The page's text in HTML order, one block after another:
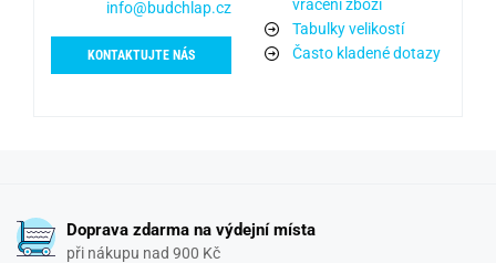
info@budchlap.cz
KONTAKTUJTE NÁS
vrácení zboží
Tabulky velikostí
Často kladené dotazy
Doprava zdarma na výdejní místa
při nákupu nad 900 Kč